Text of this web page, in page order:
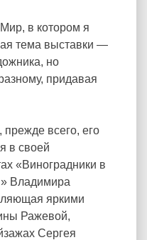
в котором я
тема выставки —
но
придавая
прежде всего, его
в своей
«Виноградники в
Владимира
яркими
Ражевой,
Сергея